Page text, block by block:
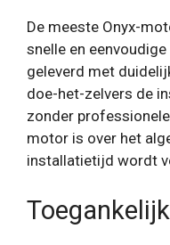
De meeste Onyx-
snelle en
geleverd met
doe-het-zelvers de
zonder
motor is over het
installatietijd wordt